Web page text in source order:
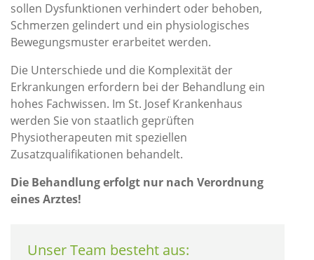
sollen Dysfunktionen verhindert oder behoben,
Schmerzen gelindert und ein physiologisches
Bewegungsmuster erarbeitet werden.
Die Unterschiede und die Komplexität der
Erkrankungen erfordern bei der Behandlung ein
hohes Fachwissen. Im St. Josef Krankenhaus
werden Sie von staatlich geprüften
Physiotherapeuten mit speziellen
Zusatzqualifikationen behandelt.
Die Behandlung erfolgt nur nach Verordnung
eines Arztes!
Unser Team besteht aus: